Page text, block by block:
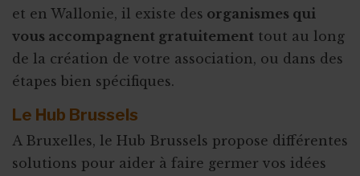
et en Wallonie, il existe des organismes qui
vous accompagnent gratuitement tout au long
de la création de votre association, ou dans des
étapes bien spécifiques.
Le Hub Brussels
A Bruxelles, le Hub Brussels propose différentes
solutions pour aider à faire germer vos idées